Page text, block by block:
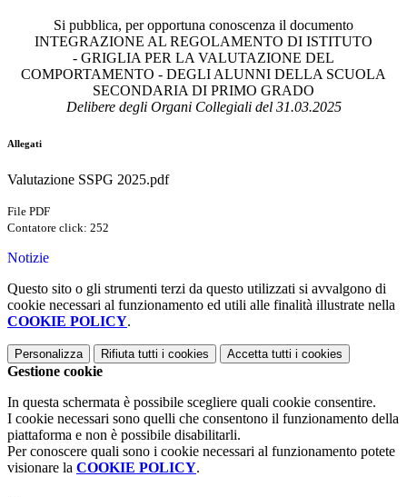
Si pubblica, per opportuna conoscenza il documento
INTEGRAZIONE AL REGOLAMENTO DI ISTITUTO
- GRIGLIA PER LA VALUTAZIONE DEL
COMPORTAMENTO - DEGLI ALUNNI DELLA SCUOLA
SECONDARIA DI PRIMO GRADO
Delibere degli Organi Collegiali del 31.03.2025
Allegati
Valutazione SSPG 2025.pdf
File PDF
Contatore click: 252
Notizie
Questo sito o gli strumenti terzi da questo utilizzati si avvalgono di
cookie necessari al funzionamento ed utili alle finalità illustrate nella
COOKIE POLICY.
Personalizza Rifiuta tutti i cookies Accetta tutti i cookies
Gestione cookie
In questa schermata è possibile scegliere quali cookie consentire.
I cookie necessari sono quelli che consentono il funzionamento della
piattaforma e non è possibile disabilitarli.
Per conoscere quali sono i cookie necessari al funzionamento potete
visionare la COOKIE POLICY.